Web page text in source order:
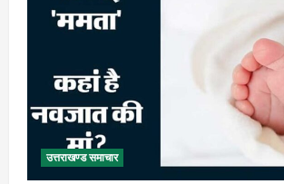
उत्तराखण्ड समाचार